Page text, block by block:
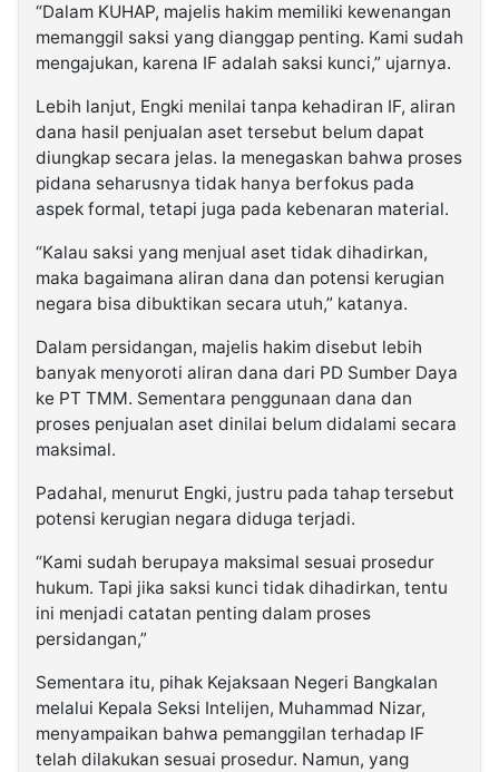
“Dalam KUHAP, majelis hakim memiliki kewenangan
memanggil saksi yang dianggap penting. Kami sudah
mengajukan, karena IF adalah saksi kunci,” ujarnya.
Lebih lanjut, Engki menilai tanpa kehadiran IF, aliran
dana hasil penjualan aset tersebut belum dapat
diungkap secara jelas. Ia menegaskan bahwa proses
pidana seharusnya tidak hanya berfokus pada
aspek formal, tetapi juga pada kebenaran material.
“Kalau saksi yang menjual aset tidak dihadirkan,
maka bagaimana aliran dana dan potensi kerugian
negara bisa dibuktikan secara utuh,” katanya.
Dalam persidangan, majelis hakim disebut lebih
banyak menyoroti aliran dana dari PD Sumber Daya
ke PT TMM. Sementara penggunaan dana dan
proses penjualan aset dinilai belum didalami secara
maksimal.
Padahal, menurut Engki, justru pada tahap tersebut
potensi kerugian negara diduga terjadi.
“Kami sudah berupaya maksimal sesuai prosedur
hukum. Tapi jika saksi kunci tidak dihadirkan, tentu
ini menjadi catatan penting dalam proses
persidangan,”
Sementara itu, pihak Kejaksaan Negeri Bangkalan
melalui Kepala Seksi Intelijen, Muhammad Nizar,
menyampaikan bahwa pemanggilan terhadap IF
telah dilakukan sesuai prosedur. Namun, yang